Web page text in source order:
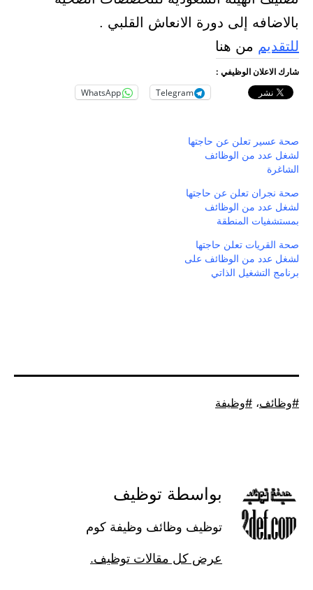
بالاضافه إلى دورة الانعاش القلبي .
للتقديم من هنا
شارك الاعلان الوظيفي :
Telegram
WhatsApp
صحة عسير تعلن عن حاجتها
لشغل عدد من الوظائف
الشاغرة
صحة نجران تعلن عن حاجتها
لشغل عدد من الوظائف
بمستشفيات المنطقة
صحة القريات تعلن حاجتها
لشغل عدد من الوظائف على
برنامج التشغيل الذاتي
موسوم
وظائف، وظيفة
بواسطة توظيف
توظيف وظائف وظيفة كوم
عرض كل مقالات توظيف.